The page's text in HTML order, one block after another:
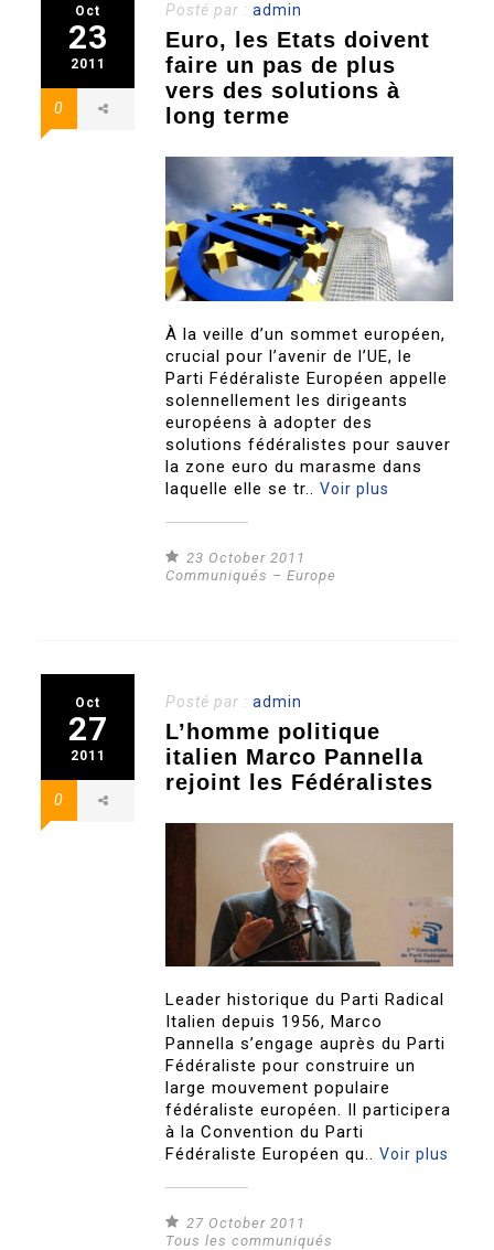
Oct
23
2011
0
Posté par :admin
Euro, les Etats doivent
faire un pas de plus
vers des solutions à
long terme
À la veille d’un sommet européen,
crucial pour l’avenir de l’UE, le
Parti Fédéraliste Européen appelle
solennellement les dirigeants
européens à adopter des
solutions fédéralistes pour sauver
la zone euro du marasme dans
laquelle elle se tr..Voir plus
23 October 2011
Communiqués – Europe
Oct
27
2011
0
Posté par :admin
L’homme politique
italien Marco Pannella
rejoint les Fédéralistes
Leader historique du Parti Radical
Italien depuis 1956, Marco
Pannella s’engage auprès du Parti
Fédéraliste pour construire un
large mouvement populaire
fédéraliste européen. Il participera
à la Convention du Parti
Fédéraliste Européen qu..Voir plus
27 October 2011
Tous les communiqués